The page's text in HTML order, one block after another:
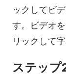
ックしてビ
す。ビデオ
リックして
ステップ